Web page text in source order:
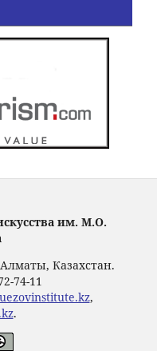
им. М.О.
Казахстан.
74-11
,
.